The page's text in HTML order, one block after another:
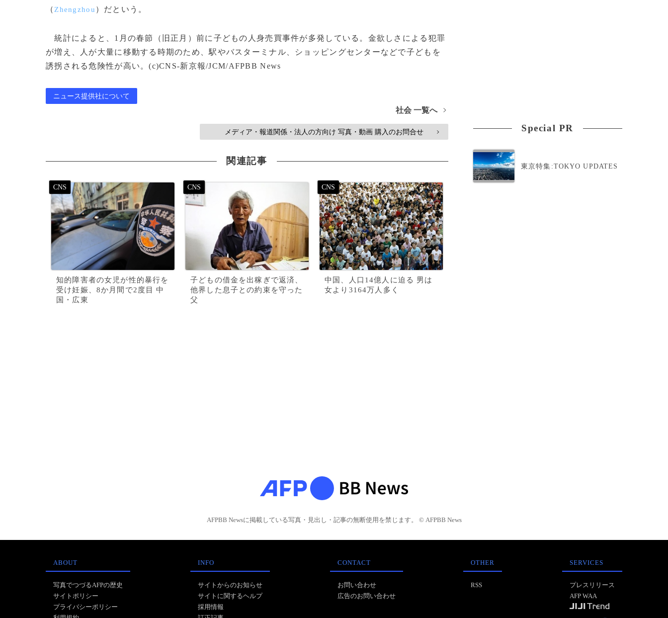
（ Zhengzhou ）だという。
統計によると、1月の春節（旧正月）前に子どもの人身売買事件が多発している。金欲しさによる犯罪
が増え、人が大量に移動する時期のため、駅やバスターミナル、ショッピングセンターなどで子どもを
誘拐される危険性が高い。(c)CNS-新京報/JCM/AFPBB News
ニュース提供社について
社会 一覧へ >
メディア・報道関係・法人の方向け 写真・動画 購入のお問合せ >
関連記事
知的障害者の女児が性的暴行を
受け妊娠、8か月間で2度目 中
国・広東
子どもの借金を出稼ぎで返済、
他界した息子との約束を守った
父
中国、人口14億人に迫る 男は
女より3164万人多く
Special PR
東京特集:TOKYO UPDATES
AFPBB Newsに掲載している写真・見出し・記事の無断使用を禁じます。 © AFPBB News
ABOUT
写真でつづるAFPの歴史
サイトポリシー
プライバシーポリシー
INFO
サイトからのお知らせ
サイトに関するヘルプ
採用情報
CONTACT
お問い合わせ
広告のお問い合わせ
OTHER
RSS
SERVICES
プレスリリース
AFP WAA